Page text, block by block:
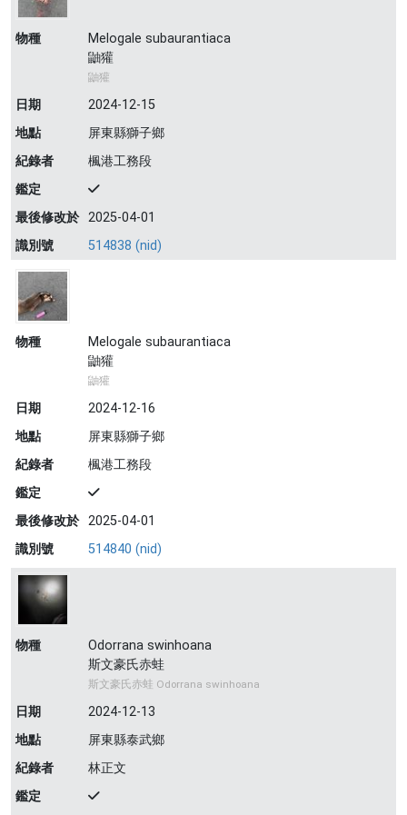
物種
Melogale subaurantiaca
鼬獾
鼬獾
日期
2024-12-15
地點
屏東縣獅子鄉
紀錄者
楓港工務段
鑑定
最後修改於 2025-04-01
識別號
514838 (nid)
物種
Melogale subaurantiaca
鼬獾
鼬獾
日期
2024-12-16
地點
屏東縣獅子鄉
紀錄者
楓港工務段
鑑定
最後修改於 2025-04-01
識別號
514840 (nid)
物種
Odorrana swinhoana
斯文豪氏赤蛙
斯文豪氏赤蛙 Odorrana swinhoana
日期
2024-12-13
地點
屏東縣泰武鄉
紀錄者
林正文
鑑定